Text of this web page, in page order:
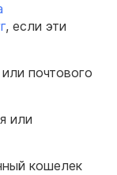
, если эти
почтового
или
кошелек